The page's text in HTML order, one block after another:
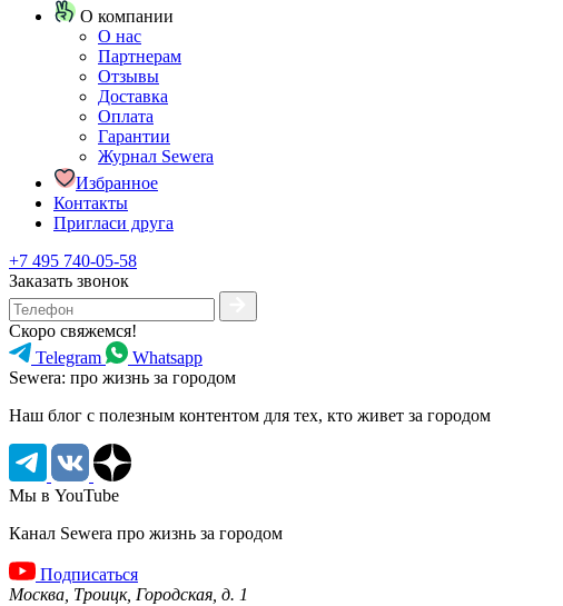
О компании
О нас
Партнерам
Отзывы
Доставка
Оплата
Гарантии
Журнал Sewera
Избранное
Контакты
Пригласи друга
+7 495 740-05-58
Заказать звонок
Скоро свяжемся!
Telegram
Whatsapp
Sewera: про жизнь за городом
Наш блог c полезным контентом для тех, кто живет за городом
Мы в YouTube
Канал Sewera про жизнь за городом
Подписаться
Москва, Троицк, Городская, д. 1